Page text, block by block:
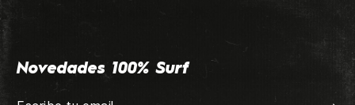
Novedades 100% Surf